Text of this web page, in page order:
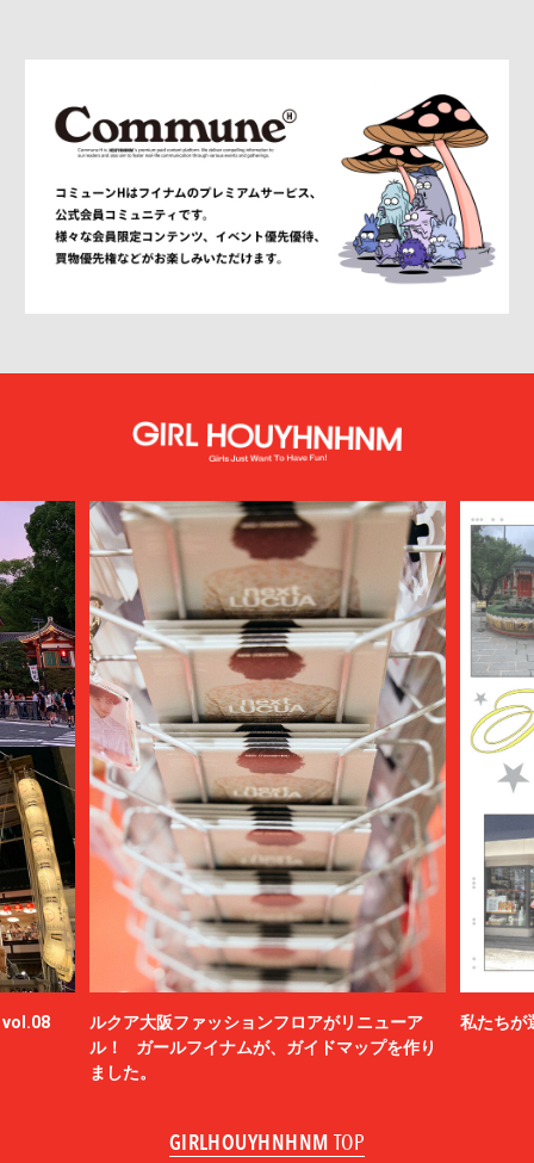
vol.08
ルクア大阪ファッションフロアがリニューア
ル！ ガールフイナムが、ガイドマップを作り
ました。
私たちが
GIRLHOUYHNHNM TOP